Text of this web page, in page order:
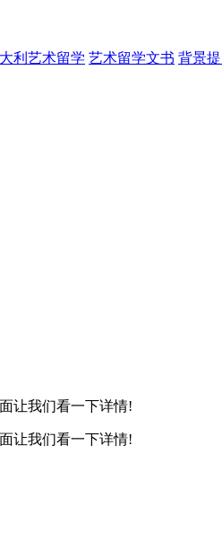
利艺术留学 艺术留学文书 背景
让我们看一下详情!
让我们看一下详情!